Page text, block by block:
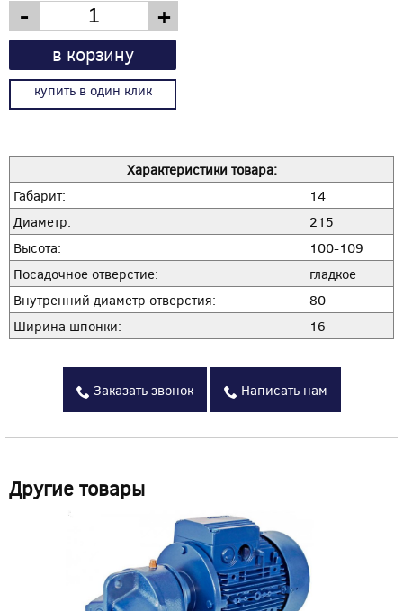
- +
в корзину
купить в один клик
Характеристики товара:
Габарит:
14
Диаметр:
215
Высота:
100-109
Посадочное отверстие:
гладкое
Внутренний диаметр отверстия:
80
Ширина шпонки:
16
Заказать звонок Написать нам
Другие товары